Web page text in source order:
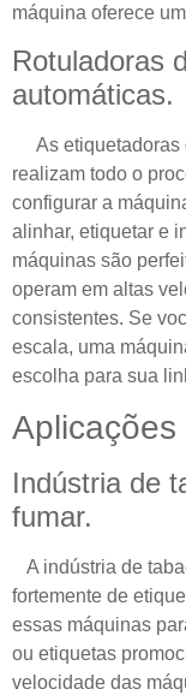
máquina oferece
Rotuladoras
automáticas.
As etiquetadoras
realizam todo o
configurar a
alinhar, etiquetar e
máquinas são
operam em altas
consistentes. Se
escala, uma
escolha para sua
Aplicações
Indústria de
fumar.
A indústria de
fortemente de
essas máquinas
ou etiquetas
velocidade das